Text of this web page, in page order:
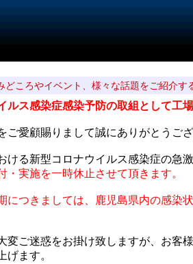
どころやイベント、様々な話題をご紹介す
ルス感染症感染予防の取組として工
ご愛顧賜りまして誠にありがとうござ
ける新型コロナウイルス感染症の急
・実施を一時休止させて頂きます。
につきましては、鹿児島県内の感染
変ご迷惑をお掛け致しますが、お客
げます。